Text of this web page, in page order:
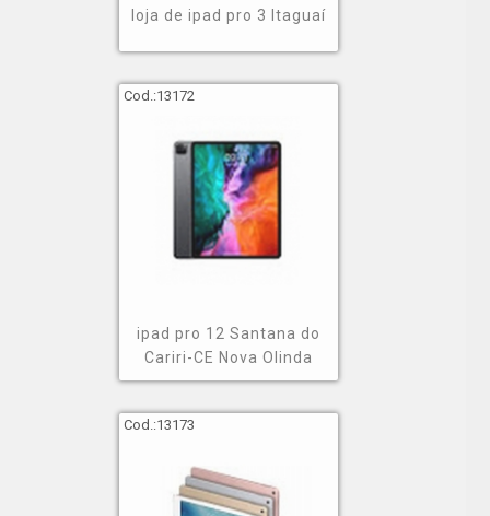
loja de ipad pro 3 Itaguaí
Cod.:13172
ipad pro 12 Santana do
Cariri-CE Nova Olinda
Cod.:13173